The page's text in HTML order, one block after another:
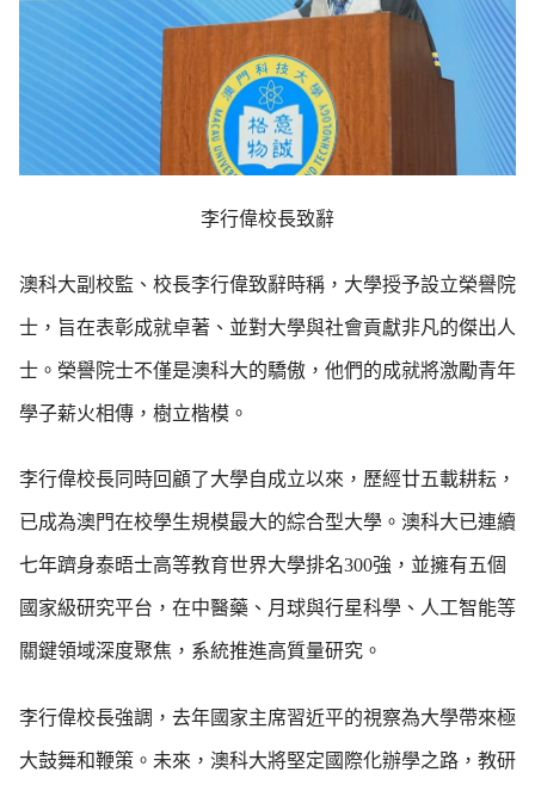
李行偉校長致辭
澳科大副校監、校長李行偉致辭時稱，大學授予設立榮譽院
士，旨在表彰成就卓著、並對大學與社會貢獻非凡的傑出人
士。榮譽院士不僅是澳科大的驕傲，他們的成就將激勵青年
學子薪火相傳，樹立楷模。
李行偉校長同時回顧了大學自成立以來，歷經廿五載耕耘，
已成為澳門在校學生規模最大的綜合型大學。澳科大已連續
七年躋身泰晤士高等教育世界大學排名300強，並擁有五個
國家級研究平台，在中醫藥、月球與行星科學、人工智能等
關鍵領域深度聚焦，系統推進高質量研究。
李行偉校長強調，去年國家主席習近平的視察為大學帶來極
大鼓舞和鞭策。未來，澳科大將堅定國際化辦學之路，教研